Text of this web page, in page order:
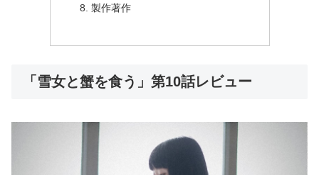
製作著作
「雪女と蟹を食う」第10話レビュー